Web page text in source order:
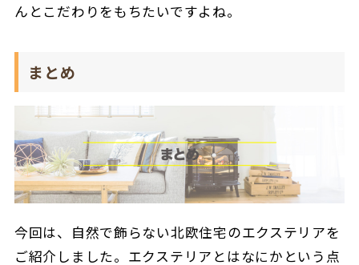
んとこだわりをもちたいですよね。
まとめ
今回は、自然で飾らない北欧住宅のエクステリアを
ご紹介しました。エクステリアとはなにかという点